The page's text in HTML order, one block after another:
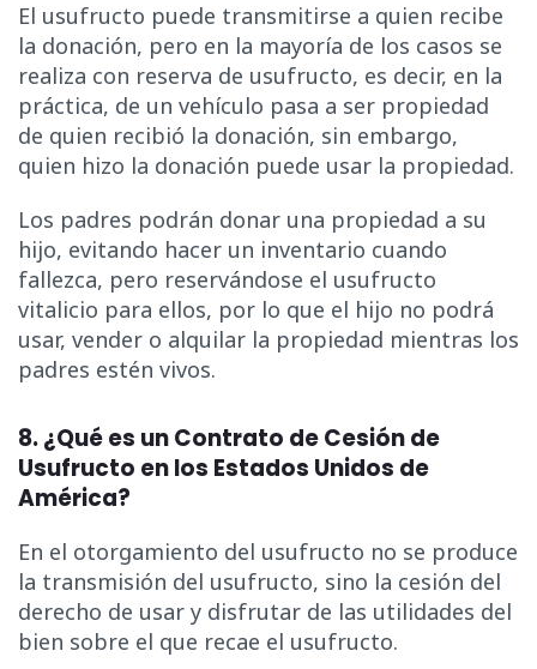
El usufructo puede transmitirse a quien recibe
la donación, pero en la mayoría de los casos se
realiza con reserva de usufructo, es decir, en la
práctica, de un vehículo pasa a ser propiedad
de quien recibió la donación, sin embargo,
quien hizo la donación puede usar la propiedad.
Los padres podrán donar una propiedad a su
hijo, evitando hacer un inventario cuando
fallezca, pero reservándose el usufructo
vitalicio para ellos, por lo que el hijo no podrá
usar, vender o alquilar la propiedad mientras los
padres estén vivos.
8. ¿Qué es un Contrato de Cesión de
Usufructo en los Estados Unidos de
América?
En el otorgamiento del usufructo no se produce
la transmisión del usufructo, sino la cesión del
derecho de usar y disfrutar de las utilidades del
bien sobre el que recae el usufructo.